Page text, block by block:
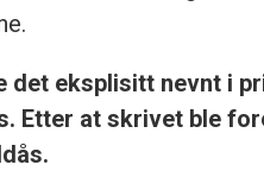
det eksplisitt nevnt i
Etter at skrivet ble